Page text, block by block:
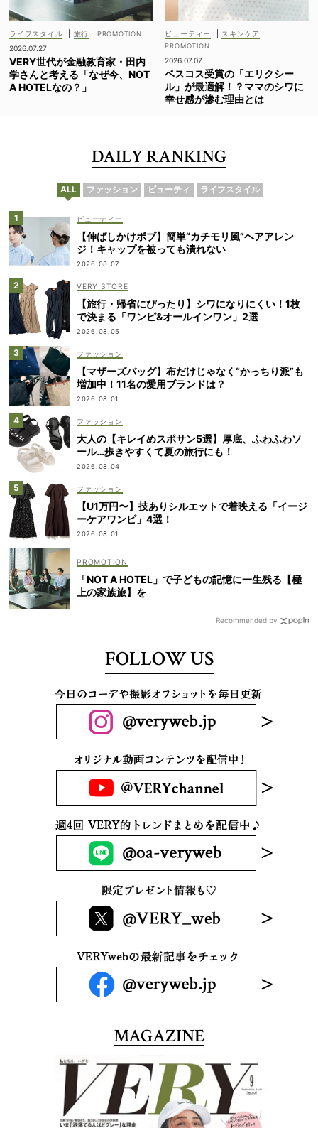
ライフスタイル
旅行
2026.07.27
VERY世代が金融教育家・田内
学さんと考える「なぜ今、NOT
A HOTELなの？」
ビューティー スキンケア
2026.07.07
ベスコス受賞の「エリクシー
ル」が最適解！？ママのシワに
幸せ感が滲む理由とは
DAILY RANKING
ALL ファッション ビューティ ライフスタイル
ビューティー
【伸ばしかけボブ】簡単“カチモリ風”ヘアアレン
ジ！キャップを被っても潰れない
2026.08.07
VERY STORE
【旅行・帰省にぴったり】シワになりにくい！1枚
で決まる「ワンピ&オールインワン」2選
2026.08.05
ファッション
【マザーズバッグ】布だけじゃなく“かっちり派”も
増加中！11名の愛用ブランドは？
2026.08.01
ファッション
大人の【キレイめスポサン5選】厚底、ふわふわソ
ール…歩きやすくて夏の旅行にも！
2026.08.04
ファッション
【U1万円〜】技ありシルエットで着映える「イージ
ーケアワンピ」4選！
2026.08.01
「NOT A HOTEL」で子どもの記憶に一生残る【極
上の家族旅】を
Recommended by
FOLLOW US
MAGAZINE